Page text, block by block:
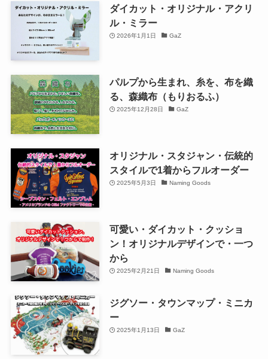
ダイカット・オリジナル・アクリ
ル・ミラー
2026年1月1日 GaZ
パルプから生まれ、糸を、布を織
る、森織布（もりおるふ）
2025年12月28日 GaZ
オリジナル・スタジャン・伝統的
スタイルで1着からフルオーダー
2025年5月3日 Naming Goods
可愛い・ダイカット・クッショ
ン！オリジナルデザインで・一つ
から
2025年2月21日 Naming Goods
ジグソー・タウンマップ・ミニカ
ー
2025年1月13日 GaZ